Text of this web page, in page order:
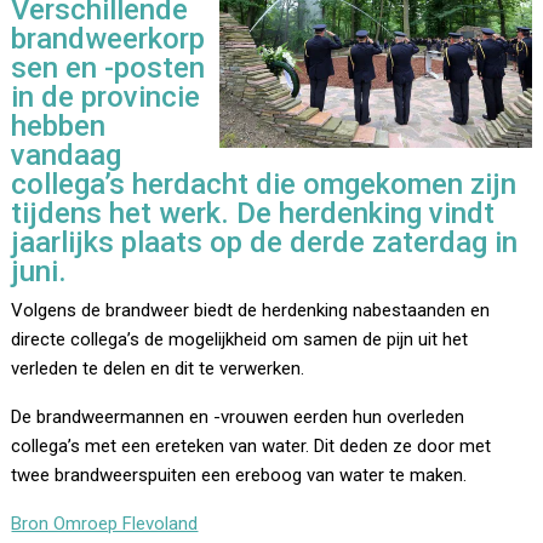
Verschillende
brandweerkorp
sen en -posten
in de provincie
hebben
vandaag
collega’s herdacht die omgekomen zijn
tijdens het werk. De herdenking vindt
jaarlijks plaats op de derde zaterdag in
juni.
Volgens de brandweer biedt de herdenking nabestaanden en
directe collega’s de mogelijkheid om samen de pijn uit het
verleden te delen en dit te verwerken.
De brandweermannen en -vrouwen eerden hun overleden
collega’s met een ereteken van water. Dit deden ze door met
twee brandweerspuiten een ereboog van water te maken.
Bron Omroep Flevoland